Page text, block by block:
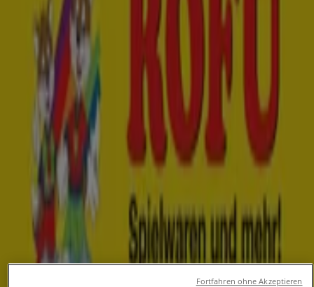
Schnäppchen Supermärkte Möbelhäuser
Kleidung, Schuhe
und Accessoires
Elektromärkte
Drogerien und
Parfümerie
Baumärkte und
Gartencenter Biomärkte Discounter Sportgeschäfte
und Baby
Auto, Motorrad und
Werkstatt
Kaufhäuser Reisen und Freizeit
Optiker und
Hörzentren Restaurants Bücher und SchreibwarenBanken
und Versicherungen
Elbenwald in Bochum -
Gutscheincodes, Katalog und
Angebote
Folgen Sie, um Angebote zu erhalten
Tiendeo in Bochum»
Angebote für Spielzeug und Baby in Bochum»
Fortfahren ohne Akzeptieren